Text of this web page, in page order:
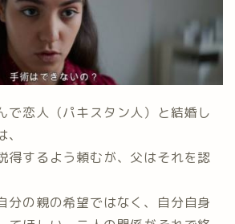
で恋人（パキスタン人）と結婚し
得するよう頼むが、父はそれを認
分の親の希望ではなく、自分自身